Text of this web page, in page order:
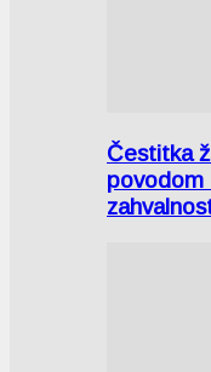
Čestitka
povodom